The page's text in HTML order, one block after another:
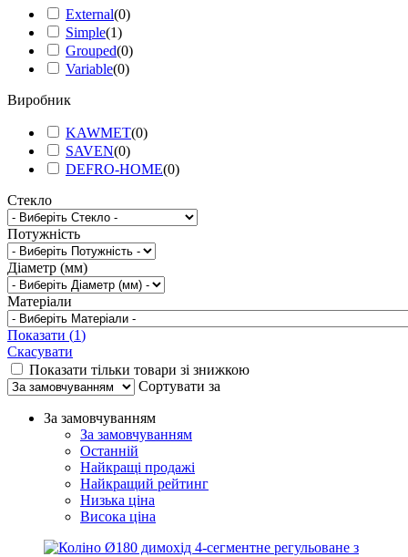
External(0)
Simple(1)
Grouped(0)
Variable(0)
Виробник
KAWMET(0)
SAVEN(0)
DEFRO-HOME(0)
Стекло
Потужність
Діаметр (мм)
Матеріали
Показати (1)
Скасувати
Показати тільки товари зі знижкою
Сортувати за
За замовчуванням
За замовчуванням
Останній
Найкращі продажі
Найкращий рейтинг
Низька ціна
Висока ціна